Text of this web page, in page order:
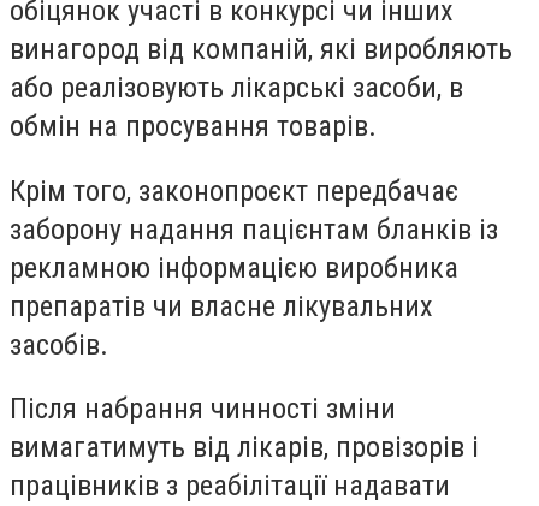
обіцянок участі в конкурсі чи інших
винагород від компаній, які виробляють
або реалізовують лікарські засоби, в
обмін на просування товарів.
Крім того, законопроєкт передбачає
заборону надання пацієнтам бланків із
рекламною інформацією виробника
препаратів чи власне лікувальних
засобів.
Після набрання чинності зміни
вимагатимуть від лікарів, провізорів і
працівників з реабілітації надавати